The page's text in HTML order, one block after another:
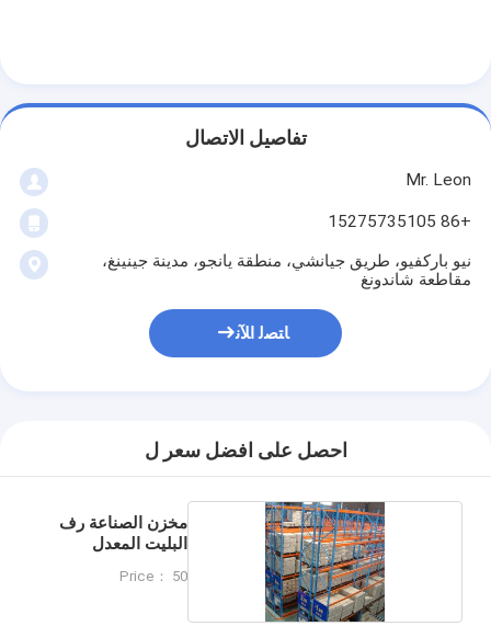
تفاصيل الاتصال
Mr. Leon
+86 15275735105
نيو باركفيو، طريق جيانشي، منطقة يانجو، مدينة جينينغ،
مقاطعة شاندونغ
ﺎﺘﺼﻟ ﺍﻶﻧ
احصل على افضل سعر ل
مخزن الصناعة رف
البليت المعدل
Price： 50